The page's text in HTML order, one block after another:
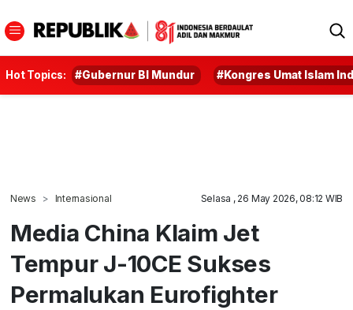
Hot Topics: #Gubernur BI Mundur #Kongres Umat Islam
News Internasional Selasa , 26 May 2026, 08:12 WIB
Media China Klaim Jet
Tempur J-10CE Sukses
Permalukan Eurofighter